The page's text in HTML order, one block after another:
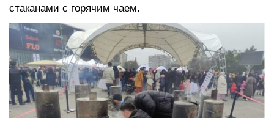
стаканами с горячим чаем.